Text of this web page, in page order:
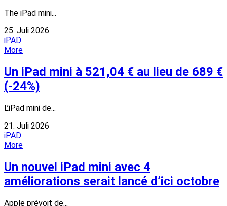
The iPad mini...
25. Juli 2026
iPAD
More
Un iPad mini à 521,04 € au lieu de 689 €
(-24%)
L’iPad mini de...
21. Juli 2026
iPAD
More
Un nouvel iPad mini avec 4
améliorations serait lancé d’ici octobre
Apple prévoit de...